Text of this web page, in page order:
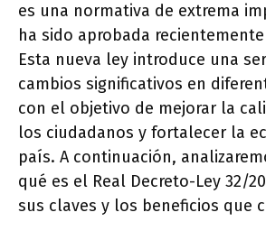
es una normativa de extrema
ha sido aprobada
Esta nueva ley introduce una
cambios significativos en
con el objetivo de mejorar la
los ciudadanos y fortalecer la
país. A continuación,
qué es el Real Decreto-Ley 32/
sus claves y los beneficios que